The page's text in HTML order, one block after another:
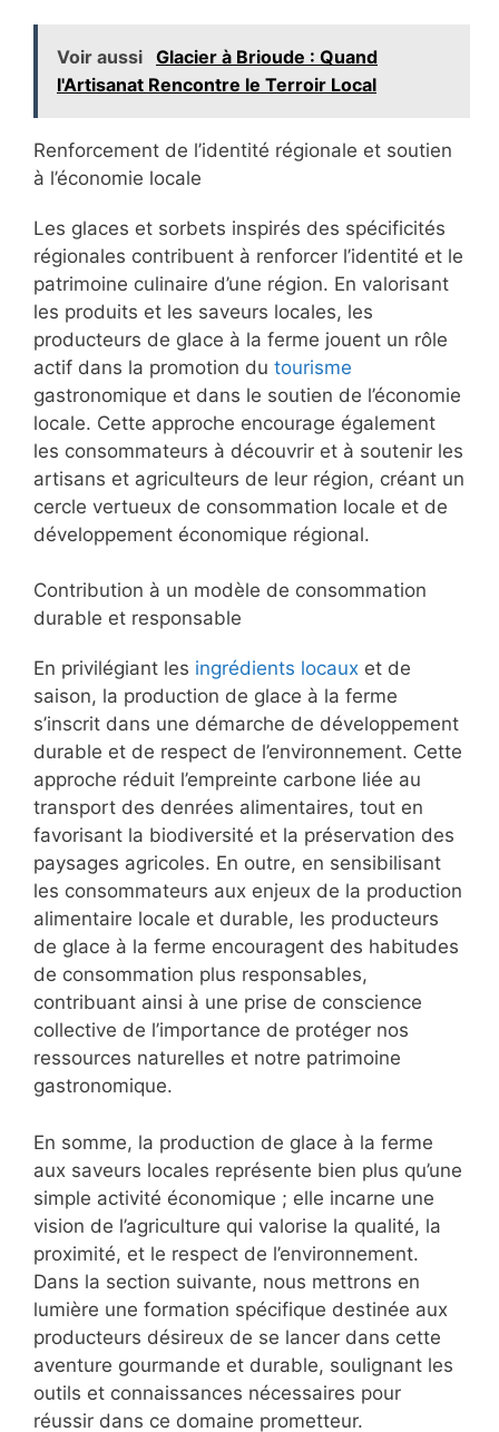
Voir aussi Glacier à Brioude : Quand
l'Artisanat Rencontre le Terroir Local
Renforcement de l’identité régionale et soutien
à l’économie locale
Les glaces et sorbets inspirés des spécificités
régionales contribuent à renforcer l’identité et le
patrimoine culinaire d’une région. En valorisant
les produits et les saveurs locales, les
producteurs de glace à la ferme jouent un rôle
actif dans la promotion du tourisme
gastronomique et dans le soutien de l’économie
locale. Cette approche encourage également
les consommateurs à découvrir et à soutenir les
artisans et agriculteurs de leur région, créant un
cercle vertueux de consommation locale et de
développement économique régional.
Contribution à un modèle de consommation
durable et responsable
En privilégiant les ingrédients locaux et de
saison, la production de glace à la ferme
s’inscrit dans une démarche de développement
durable et de respect de l’environnement. Cette
approche réduit l’empreinte carbone liée au
transport des denrées alimentaires, tout en
favorisant la biodiversité et la préservation des
paysages agricoles. En outre, en sensibilisant
les consommateurs aux enjeux de la production
alimentaire locale et durable, les producteurs
de glace à la ferme encouragent des habitudes
de consommation plus responsables,
contribuant ainsi à une prise de conscience
collective de l’importance de protéger nos
ressources naturelles et notre patrimoine
gastronomique.
En somme, la production de glace à la ferme
aux saveurs locales représente bien plus qu’une
simple activité économique ; elle incarne une
vision de l’agriculture qui valorise la qualité, la
proximité, et le respect de l’environnement.
Dans la section suivante, nous mettrons en
lumière une formation spécifique destinée aux
producteurs désireux de se lancer dans cette
aventure gourmande et durable, soulignant les
outils et connaissances nécessaires pour
réussir dans ce domaine prometteur.